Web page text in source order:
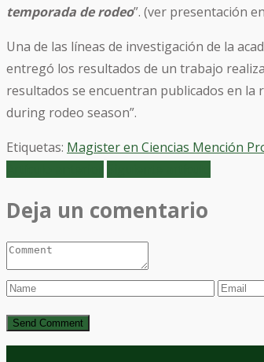
temporada de rodeo”. (ver presentación en
Una de las líneas de investigación de la
entregó los resultados de un trabajo
resultados se encuentran publicados en
during rodeo season”.
Etiquetas: Magister en Ciencias Mención
Deja un comentario